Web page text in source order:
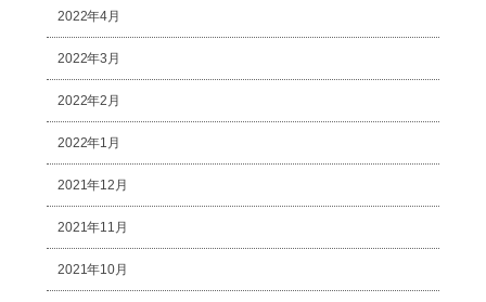
2022年4月
2022年3月
2022年2月
2022年1月
2021年12月
2021年11月
2021年10月